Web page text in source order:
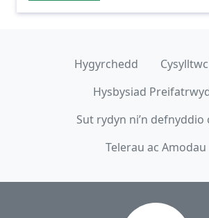
Hygyrchedd
Hysbysiad
Sut rydyn ni’n defnyddio
Telerau ac Amodau